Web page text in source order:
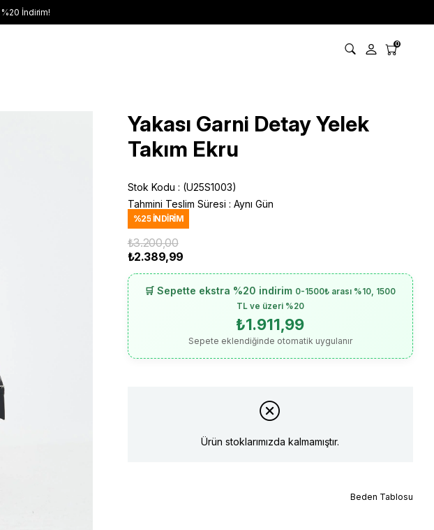
%20 İndirim!
0
Yakası Garni Detay Yelek
Takım Ekru
Stok Kodu
(U25S1003)
Tahmini Teslim Süresi : Aynı Gün
%25 İNDIRIM
₺3.200,00
₺2.389,99
🛒 Sepette ekstra %20 indirim 0-1500₺ arası %10, 1500
TL ve üzeri %20
₺1.911,99
Sepete eklendiğinde otomatik uygulanır
Ürün stoklarımızda kalmamıştır.
Beden Tablosu